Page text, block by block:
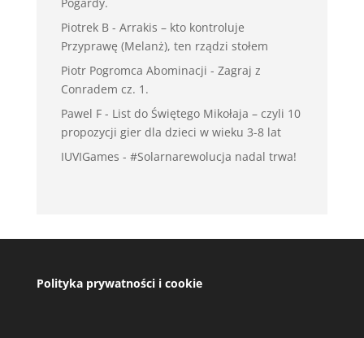
Pogardy.
Piotrek B- Arrakis – kto kontroluje
Przyprawę (Melanż), ten rządzi stołem
Piotr Pogromca Abominacji - Zagraj z
Conradem cz. 1.
Pawel F- List do Świętego Mikołaja – czyli 10
propozycji gier dla dzieci w wieku 3-8 lat
IUVIGames - #Solarnarewolucja nadal trwa!
Polityka prywatności i cookie